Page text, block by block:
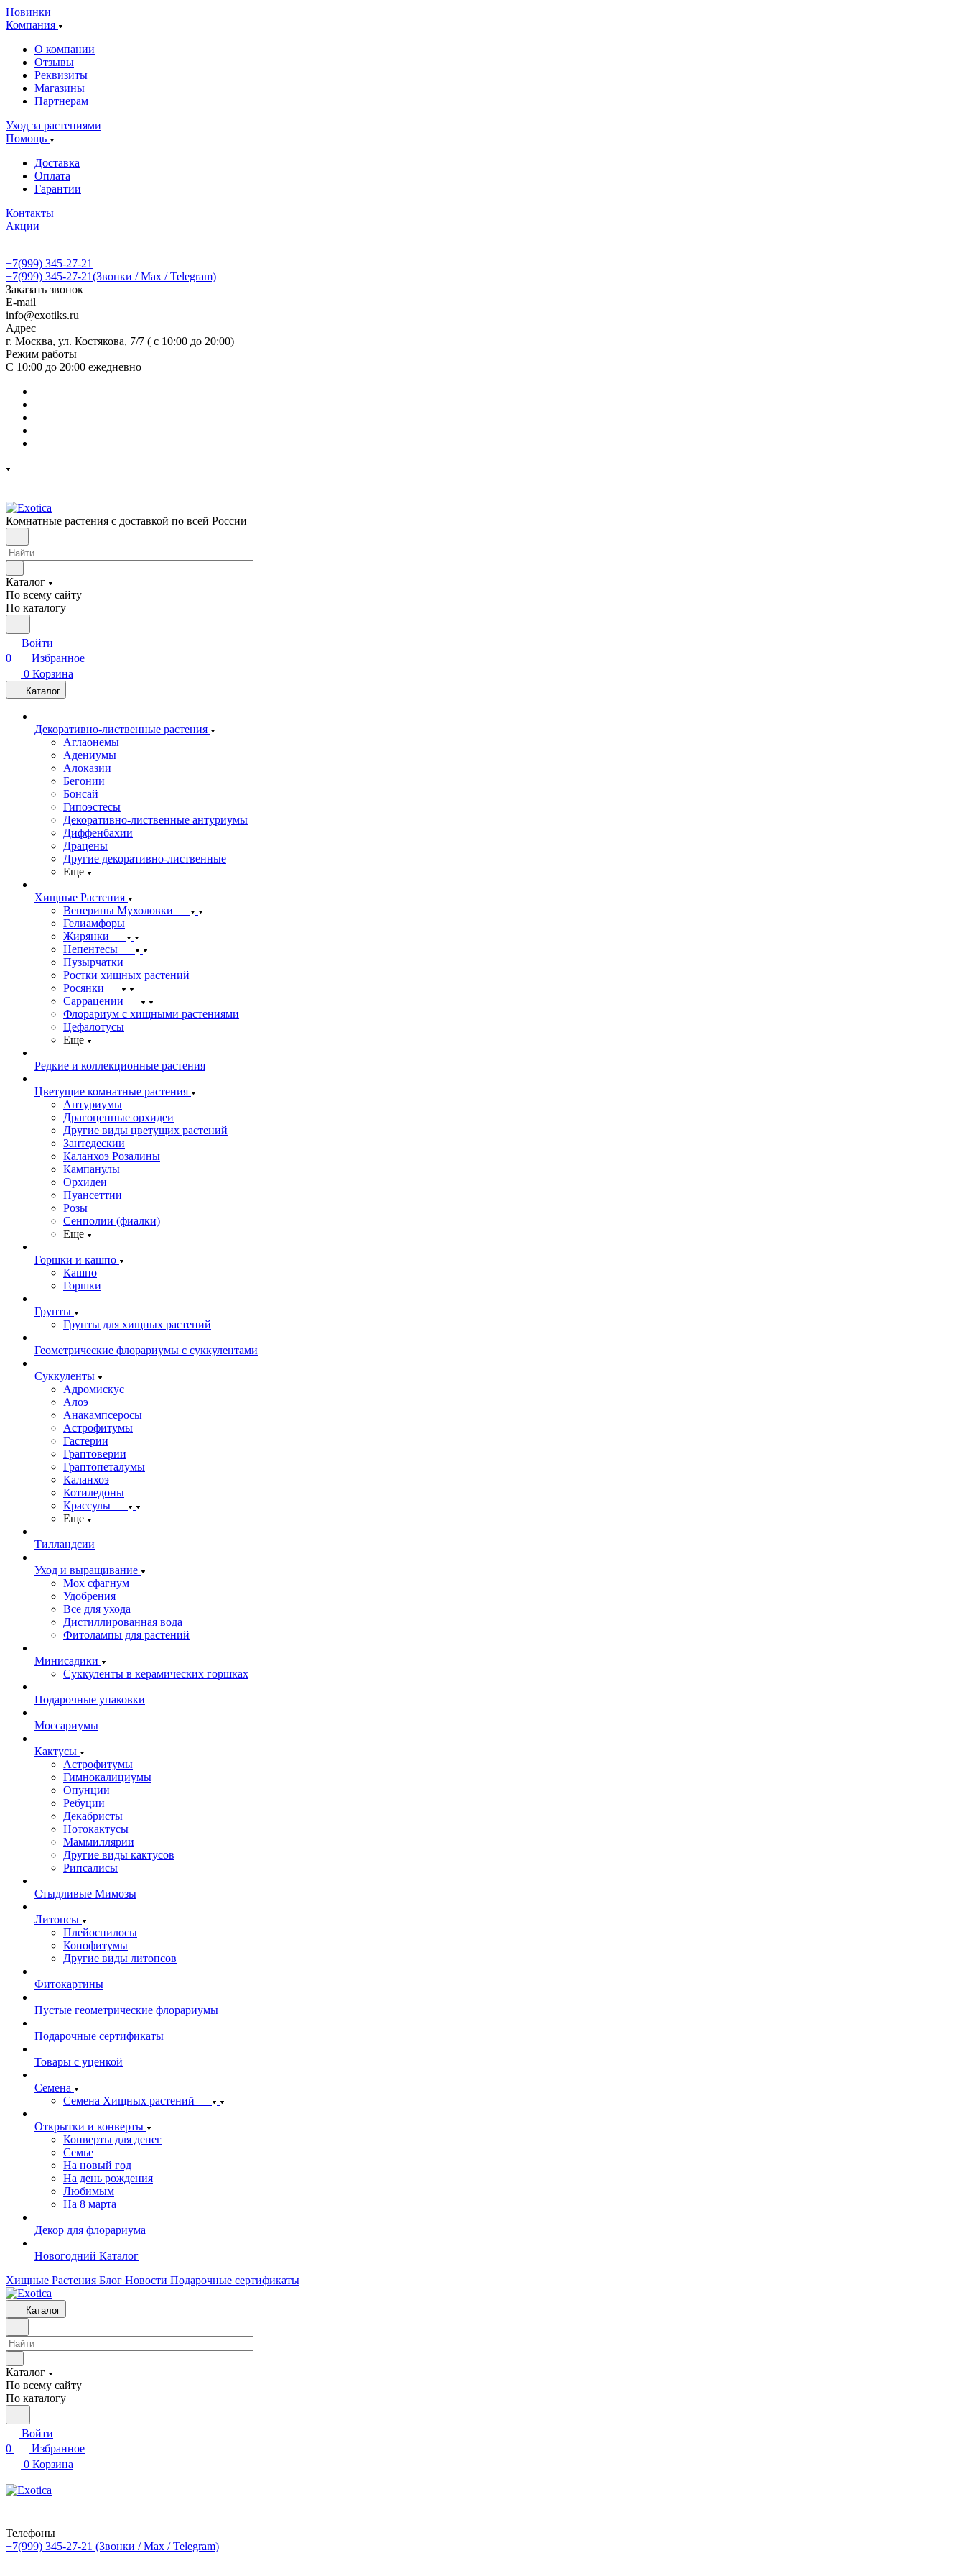
Новинки
Компания
О компании
Отзывы
Реквизиты
Магазины
Партнерам
Уход за растениями
Помощь
Доставка
Оплата
Гарантии
Контакты
Акции
+7(999) 345-27-21
+7(999) 345-27-21(Звонки / Max / Telegram)
Заказать звонок
E-mail
info@exotiks.ru
Адрес
г. Москва, ул. Костякова, 7/7 ( с 10:00 до 20:00)
Режим работы
С 10:00 до 20:00 ежедневно
Комнатные растения с доставкой по всей России
Каталог
По всему сайту
По каталогу
Войти
0
Избранное
0 Корзина
Каталог
Декоративно-лиственные растения
Аглаонемы
Адениумы
Алоказии
Бегонии
Бонсай
Гипоэстесы
Декоративно-лиственные антуриумы
Диффенбахии
Драцены
Другие декоративно-лиственные
Еще
Хищные Растения
Венерины Мухоловки
Гелиамфоры
Жирянки
Непентесы
Пузырчатки
Ростки хищных растений
Росянки
Саррацении
Флорариум с хищными растениями
Цефалотусы
Еще
Редкие и коллекционные растения
Цветущие комнатные растения
Антуриумы
Драгоценные орхидеи
Другие виды цветущих растений
Зантедескии
Каланхоэ Розалины
Кампанулы
Орхидеи
Пуансеттии
Розы
Сенполии (фиалки)
Еще
Горшки и кашпо
Кашпо
Горшки
Грунты
Грунты для хищных растений
Геометрические флорариумы с суккулентами
Суккуленты
Адромискус
Алоэ
Анакампсеросы
Астрофитумы
Гастерии
Граптоверии
Граптопеталумы
Каланхоэ
Котиледоны
Крассулы
Еще
Тилландсии
Уход и выращивание
Мох сфагнум
Удобрения
Все для ухода
Дистиллированная вода
Фитолампы для растений
Минисадики
Суккуленты в керамических горшках
Подарочные упаковки
Моссариумы
Кактусы
Астрофитумы
Гимнокалициумы
Опунции
Ребуции
Декабристы
Нотокактусы
Маммиллярии
Другие виды кактусов
Рипсалисы
Стыдливые Мимозы
Литопсы
Плейоспилосы
Конофитумы
Другие виды литопсов
Фитокартины
Пустые геометрические флорариумы
Подарочные сертификаты
Товары с уценкой
Семена
Семена Хищных растений
Открытки и конверты
Конверты для денег
Семье
На новый год
На день рождения
Любимым
На 8 марта
Декор для флорариума
Новогодний Каталог
Хищные Растения Блог Новости Подарочные сертификаты
Каталог
Каталог
По всему сайту
По каталогу
Войти
0
Избранное
0 Корзина
Телефоны
+7(999) 345-27-21 (Звонки / Max / Telegram)